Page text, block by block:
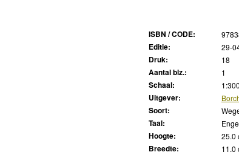
ISBN / CODE:
Editie: 29-
Druk: 18
Aantal blz.: 1
Schaal:
Uitgever:
Soort:
Taal:
Hoogte: 25.0
Breedte: 11.0